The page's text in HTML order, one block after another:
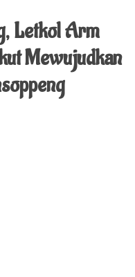
Letkol Arm
Mewujudkan